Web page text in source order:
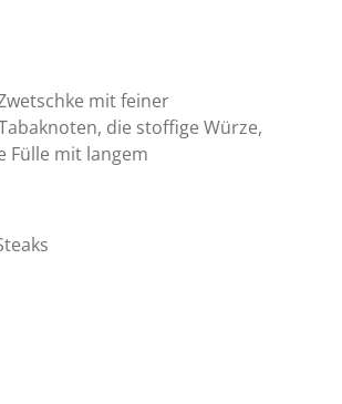
mit feiner
die stoffige Würze,
Fülle mit langem